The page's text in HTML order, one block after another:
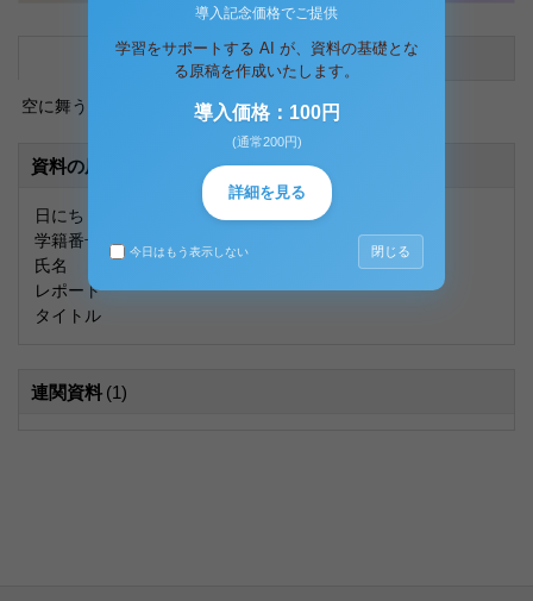
内容説明 コメント（1件）
空に舞う風船です！！
資料の原本内容
日にち
学籍番号
氏名
レポート
タイトル
連関資料 (1)
導入記念価格でご提供
学習をサポートする AI が、資料の基礎とな
る原稿を作成いたします。
導入価格：100円
(通常200円)
詳細を見る
今日はもう表示しない 閉じる